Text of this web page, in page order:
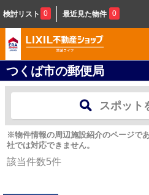
検討リスト 0 最近見た物件 0
つくば市の郵便局
スポット
※物件情報の周辺施設紹介のページで
社では対応できません。
該当件数5件